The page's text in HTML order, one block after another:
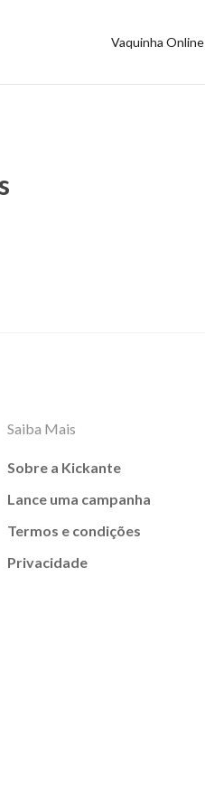
Vaquinha Online
Saiba Mais
Sobre a Kickante
Lance uma campanha
Termos e condições
Privacidade